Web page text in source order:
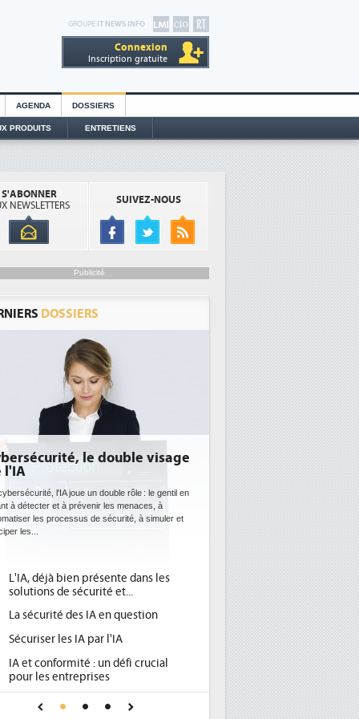
GROUPE IT NEWS INFO
Connexion
Inscription gratuite
AGENDA DOSSIERS
PRODUITS ENTRETIENS
S'ABONNER
NEWSLETTERS
SUIVEZ-NOUS
Publicité
DOSSIERS
DEE: l'efficacité énergétique
bientôt une obligation pour les
datacenters
Des datacenters plus durables et plus efficaces, c'est
ce que recherchent les pouvoirs publics européens
avec la mise en oeuvre de la nouvelle Directive sur
1
Qu'est-ce que la DEE (directive
d'efficacité énergétique) ?
2
DEE, une pression administrative
place pour répondre à...
Phocea DC dans les cordes pour la
DEE